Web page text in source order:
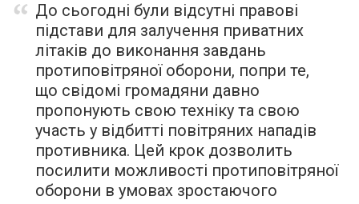
До сьогодні були відсутні правові
підстави для залучення приватних
літаків до виконання завдань
протиповітряної оборони, попри те,
що свідомі громадяни давно
пропонують свою техніку та свою
участь у відбитті повітряних нападів
противника. Цей крок дозволить
посилити можливості протиповітряної
оборони в умовах зростаючого